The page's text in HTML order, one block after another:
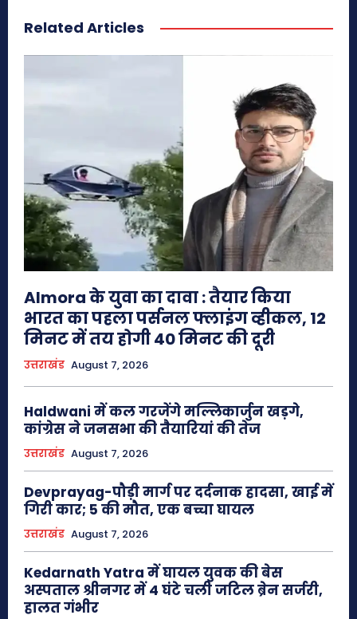
Related Articles
Almora के युवा का दावा : तैयार किया
भारत का पहला पर्सनल फ्लाइंग व्हीकल, 12
मिनट में तय होगी 40 मिनट की दूरी
उत्तराखंड August 7, 2026
Haldwani में कल गरजेंगे मल्लिकार्जुन खड़गे,
कांग्रेस ने जनसभा की तैयारियां की तेज
उत्तराखंड August 7, 2026
Devprayag-पौड़ी मार्ग पर दर्दनाक हादसा, खाई में
गिरी कार; 5 की मौत, एक बच्चा घायल
उत्तराखंड August 7, 2026
Kedarnath Yatra में घायल युवक की बेस
अस्पताल श्रीनगर में 4 घंटे चली जटिल ब्रेन सर्जरी,
हालत गंभीर